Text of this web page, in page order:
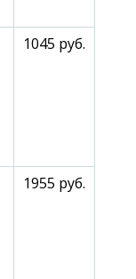
1045 руб.
1955 руб.